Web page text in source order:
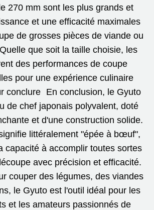
270 mm sont les plus grands et
et une efficacité maximales
de grosses pièces de viande ou
que soit la taille choisie, les
des performances de coupe
pour une expérience culinaire
conclure En conclusion, le Gyuto
de chef japonais polyvalent, doté
et d'une construction solide.
littéralement "épée à bœuf",
capacité à accomplir toutes sortes
avec précision et efficacité.
couper des légumes, des viandes
le Gyuto est l'outil idéal pour les
et les amateurs passionnés de